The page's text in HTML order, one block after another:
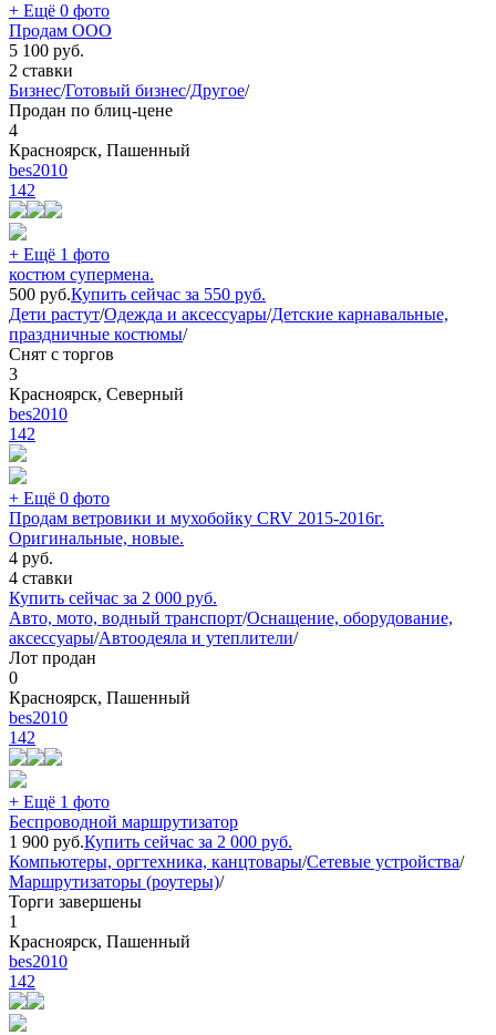
+ Ещё 0 фото
Продам ООО
5 100 руб.
2 ставки
Бизнес/Готовый бизнес/Другое/
Продан по блиц-цене
4
Красноярск, Пашенный
bes2010
142
+ Ещё 1 фото
костюм супермена.
500 руб.Купить сейчас за 550 руб.
Дети растут/Одежда и аксессуары/Детские карнавальные,
праздничные костюмы/
Снят с торгов
3
Красноярск, Северный
bes2010
142
+ Ещё 0 фото
Продам ветровики и мухобойку CRV 2015-2016г.
Оригинальные, новые.
4 руб.
4 ставки
Купить сейчас за 2 000 руб.
Авто, мото, водный транспорт/Оснащение, оборудование,
аксессуары/Автоодеяла и утеплители/
Лот продан
0
Красноярск, Пашенный
bes2010
142
+ Ещё 1 фото
Беспроводной маршрутизатор
1 900 руб.Купить сейчас за 2 000 руб.
Компьютеры, оргтехника, канцтовары/Сетевые устройства/
Маршрутизаторы (роутеры)/
Торги завершены
1
Красноярск, Пашенный
bes2010
142